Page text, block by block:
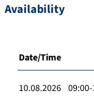
Availability
Date/Time
10.08.2026 09:00-